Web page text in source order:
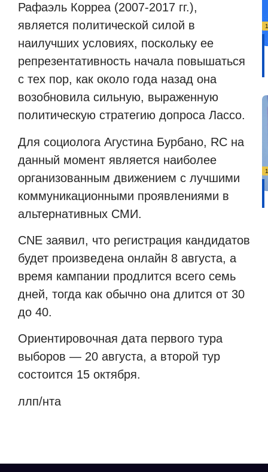
Рафаэль Корреа (2007-2017 гг.),
является политической силой в
наилучших условиях, поскольку ее
репрезентативность начала повышаться
с тех пор, как около года назад она
возобновила сильную, выраженную
политическую стратегию допроса Лассо.
Для социолога Агустина Бурбано, RC на
данный момент является наиболее
организованным движением с лучшими
коммуникационными проявлениями в
альтернативных СМИ.
CNE заявил, что регистрация кандидатов
будет произведена онлайн 8 августа, а
время кампании продлится всего семь
дней, тогда как обычно она длится от 30
до 40.
Ориентировочная дата первого тура
выборов — 20 августа, а второй тур
состоится 15 октября.
ллп/нта